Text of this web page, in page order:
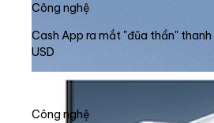
Công nghệ
Cash App ra mắt "đũa thần"
USD
Công nghệ